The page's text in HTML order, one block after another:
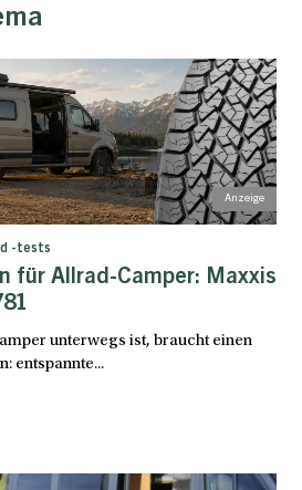
-tests
für Allrad-Camper: Maxxis
unterwegs ist, braucht einen
entspannte...